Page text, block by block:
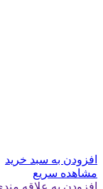
افزودن به سبد خرید
مشاهده سریع
افزودن به علاقه